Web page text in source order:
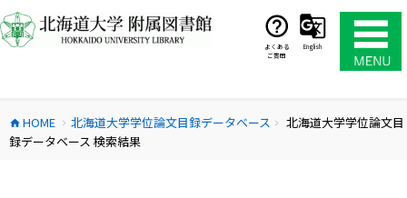
ン
テ
ス
キ
よくある
ご質問
English
home HOME chevron_right 北海道大学学位論文目録データベース chevron_right
北海道大学学位論文目
録データベース 検索結果